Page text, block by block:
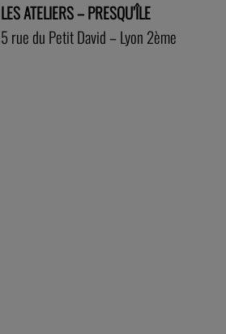
LES ATELIERS – PRESQU’ÎLE
5 rue du Petit David – Lyon 2ème